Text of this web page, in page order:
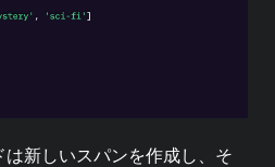
新しいスパンを作成し、そ